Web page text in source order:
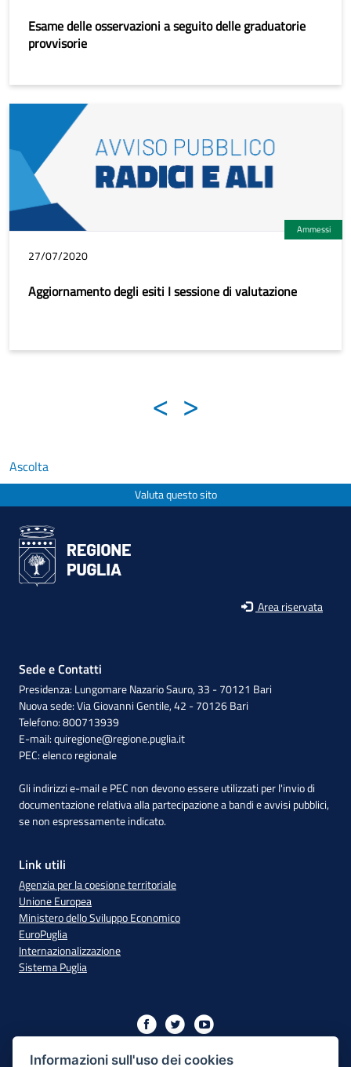
Esame delle osservazioni a seguito delle graduatorie
provvisorie
Ammessi
27/07/2020
Aggiornamento degli esiti I sessione di valutazione
< >
Ascolta
Valuta questo sito
Area riservata
Sede e Contatti
Presidenza: Lungomare Nazario Sauro, 33 - 70121 Bari
Nuova sede: Via Giovanni Gentile, 42 - 70126 Bari
Telefono: 800713939
E-mail:quiregione@regione.puglia.it
PEC:elenco regionale
Gli indirizzi e-mail e PEC non devono essere utilizzati per l'invio di
documentazione relativa alla partecipazione a bandi e avvisi pubblici,
se non espressamente indicato.
Link utili
Agenzia per la coesione territoriale
Unione Europea
Ministero dello Sviluppo Economico
EuroPuglia
Internazionalizzazione
Sistema Puglia
XIII
Informazioni sull'uso dei cookies